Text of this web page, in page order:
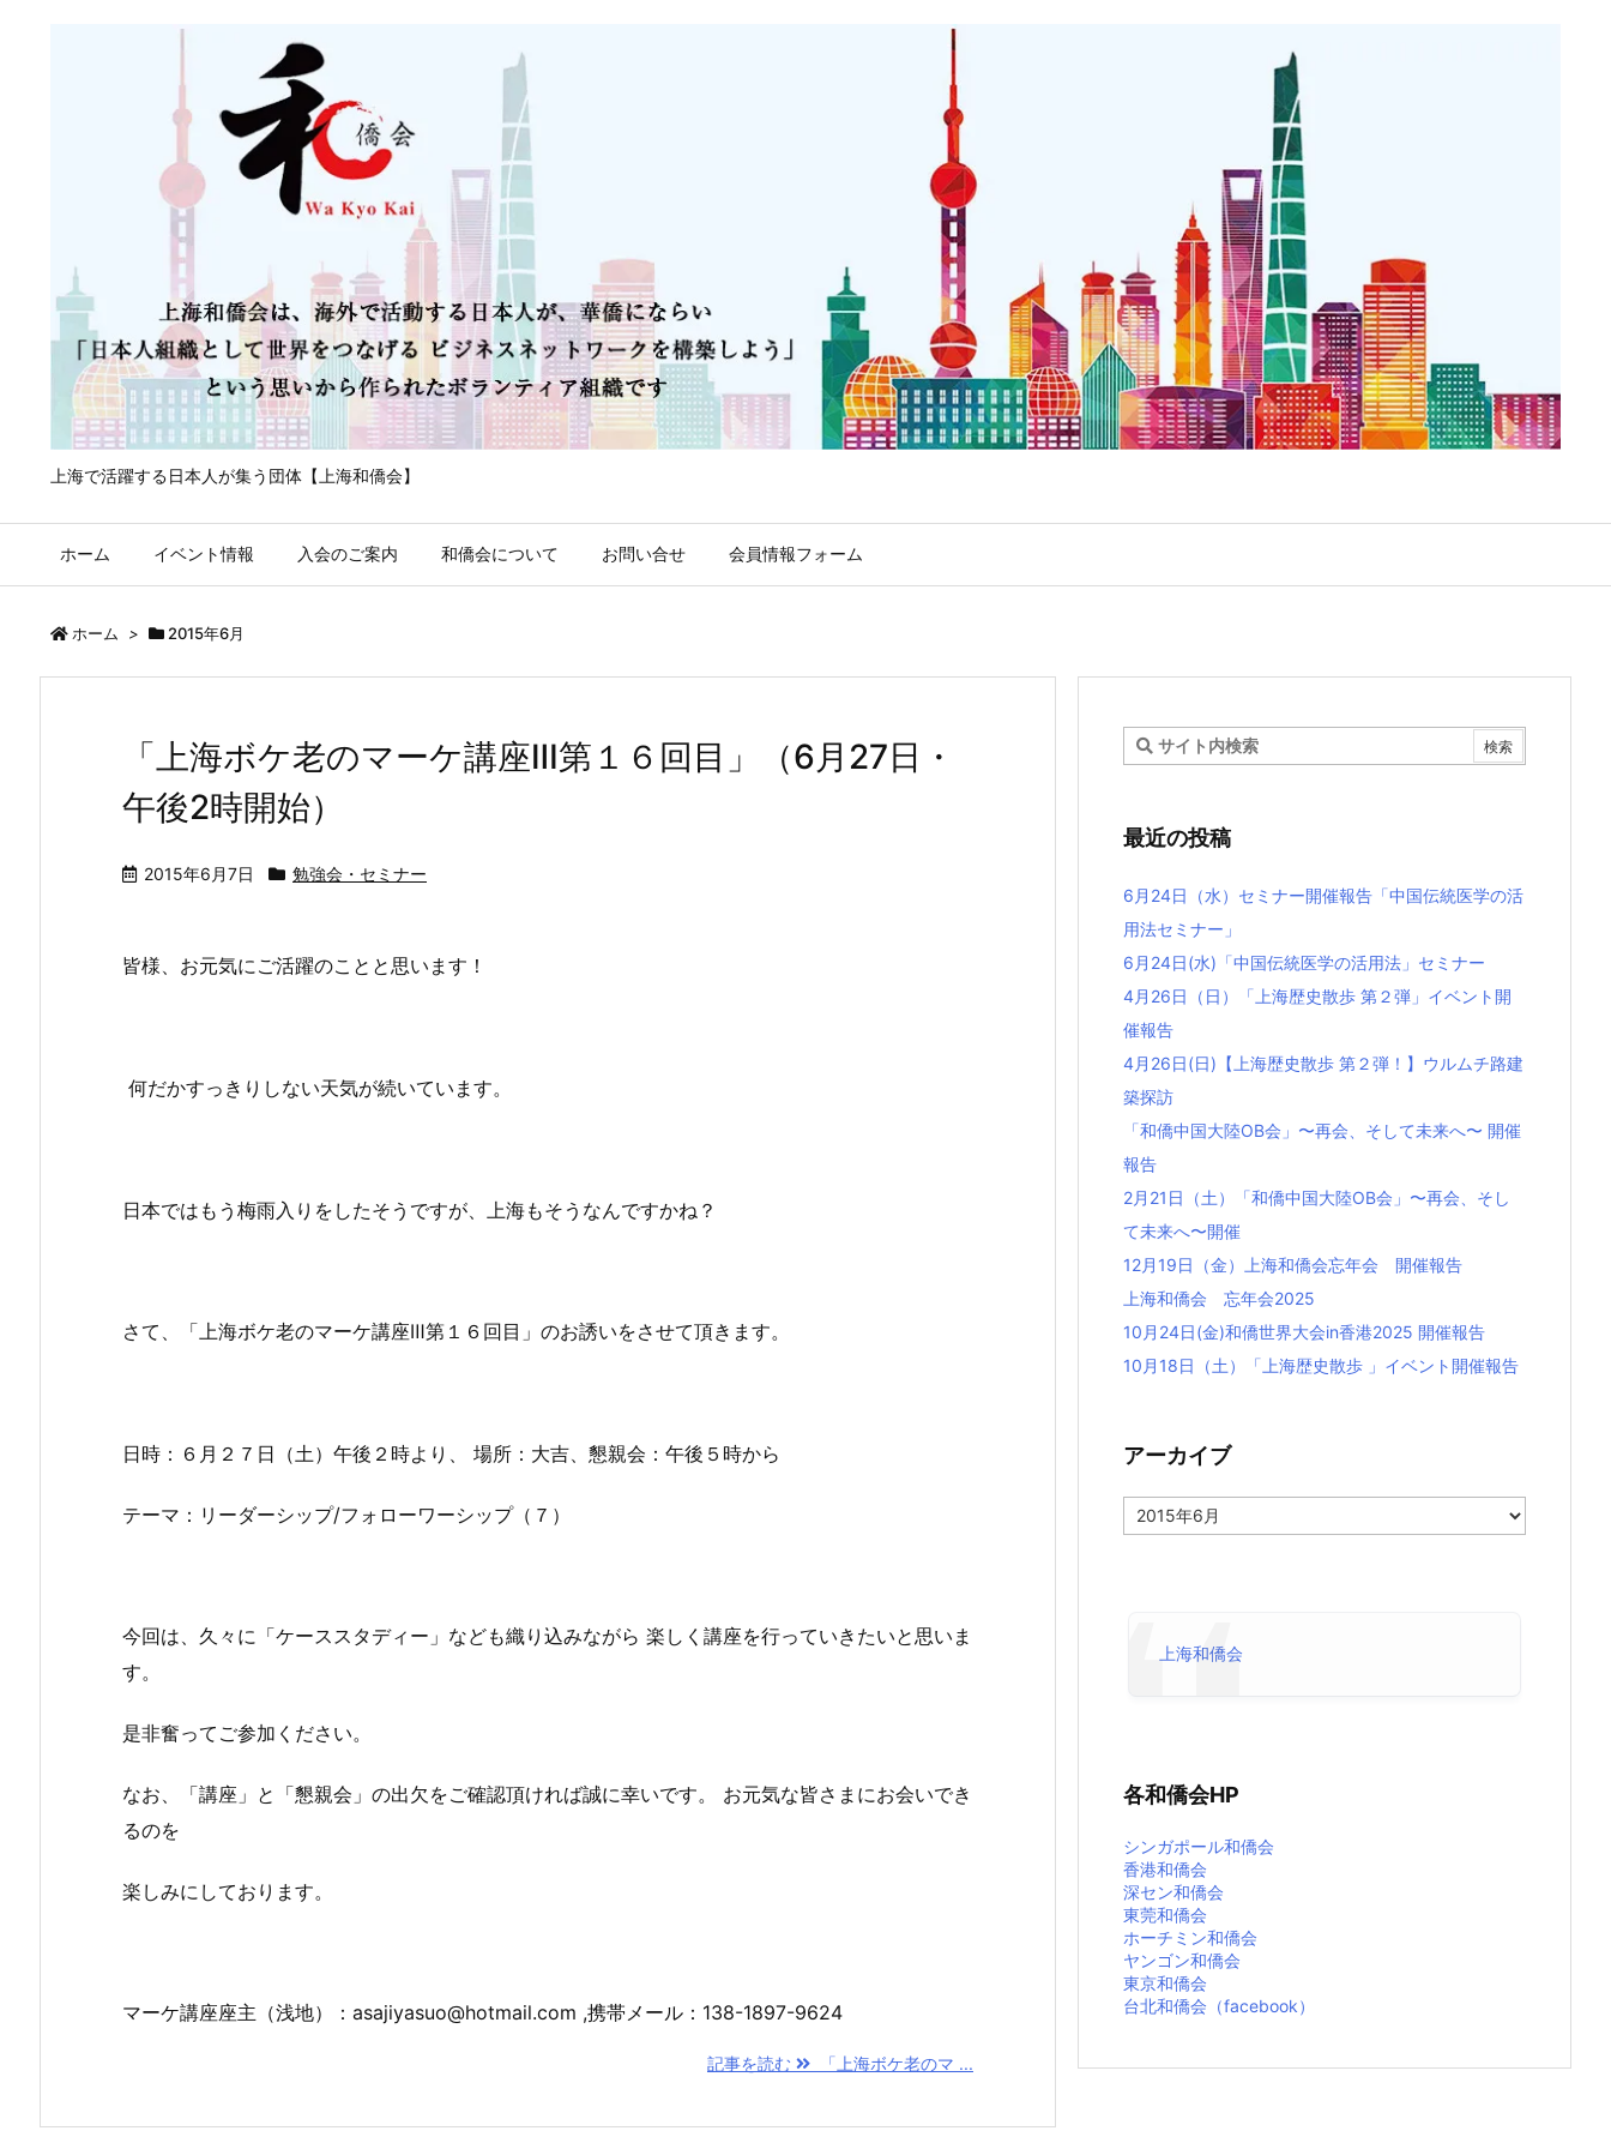
上海で活躍する日本人が集う団体【上海和僑会】
ホーム イベント情報 入会のご案内 和僑会について お問い合せ 会員情報フォーム
ホーム > 2015年6月
「上海ボケ老のマーケ講座Ⅲ第１６回目」（6月27日・
午後​2時開始）
2015年6月7日 勉強会・セミナー
皆様、お元気にご活躍のことと思います！
何だかすっきりしない天気が続いています。
日本ではもう梅雨入りをしたそうですが、上海もそうなんですかね？
さて、「上海ボケ老のマーケ講座Ⅲ第１６回目」のお誘いをさせて頂きます。
日時：６月２７日（土）午後２時より、 場所：大吉、懇親会：午後５時から
テーマ：リーダーシップ/フォローワーシップ（７）
今回は、久々に「ケーススタディー」なども織り込みながら 楽しく講座を行っていきたいと思いま
す。
是非奮ってご参加ください。
なお、「講座」と「懇親会」の出欠をご確認頂ければ誠に幸いです。 お元気な皆さまにお会いでき
るのを
楽しみにしております。
マーケ講座座主（浅地）：asajiyasuo@hotmail.com ,携帯メール：138-1897-9624
記事を読む 「上海ボケ老のマ ...
最近の投稿
6月24日（水）セミナー開催報告「中国伝統医学の活
用法セミナー」
6月24日(水)「中国伝統医学の活用法」セミナー
4月26日（日）「上海歴史散歩 第２弾」イベント開
催報告
4月26日(日)【上海歴史散歩 第２弾！】ウルムチ路建
築探訪
「和僑中国大陸OB会」〜再会、そして未来へ〜 開催
報告
2月21日（土）「和僑中国大陸OB会」〜再会、そし
て未来へ〜開催
12月19日（金）上海和僑会忘年会 開催報告
上海和僑会 忘年会2025
10月24日(金)和僑世界大会in香港2025 開催報告
10月18日（土）「上海歴史散歩 」イベント開催報告
アーカイブ
ー
上海和僑会
各和僑会HP
シンガポール和僑会
香港和僑会
深セン和僑会
東莞和僑会
ホーチミン和僑会
ヤンゴン和僑会
東京和僑会
台北和僑会（facebook）